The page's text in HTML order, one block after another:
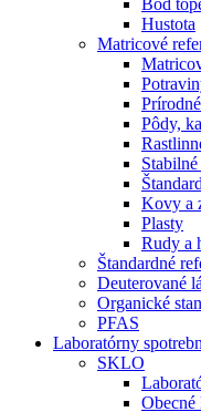
Bod
Hustota
Matricové
Pôdy,
Kovy a
Plasty
Rudy a
Štandardné
Deuterované
Organické
PFAS
Laboratórny
SKLO
Obecné